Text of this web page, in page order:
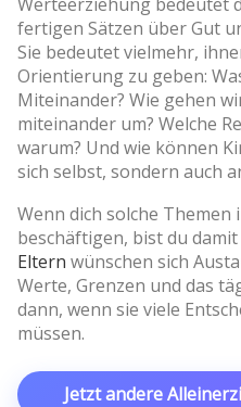
fertigen Sätzen über Gut
Sie bedeutet vielmehr,
Orientierung zu geben:
Miteinander? Wie gehen
miteinander um? Welche
warum? Und wie können
sich selbst, sondern auch
Wenn dich solche Themen
beschäftigen, bist du
Eltern wünschen sich
Werte, Grenzen und das
dann, wenn sie viele
müssen.
Jetzt andere